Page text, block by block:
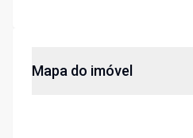
Mapa do imóvel